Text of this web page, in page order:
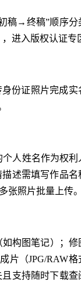
稿→终稿”顺序分
进入版权认证专
份证照片完成实
人姓名作为权利
述需填写作品名
张照片批量上传。
构图笔记）；修
片（JPG/RAW
支持随时下载查